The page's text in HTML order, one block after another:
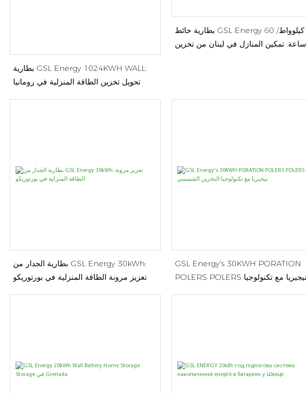
بطارية GSL Energy 1024KWH WALL:
تحويل تخزين الطاقة المنزلية في رومانيا
بطارية حائط GSL Energy 60 كيلوواط/
ساعة: تمكين المنازل في لبنان من تخزين
بطارية الجدار من GSL Energy 30kWh:
تعزيز مرونة الطاقة المنزلية في بورتوريكو
GSL Energy's 30KWH PORATION
POLERS POLERS في نيجيريا مع تكنولوجيا